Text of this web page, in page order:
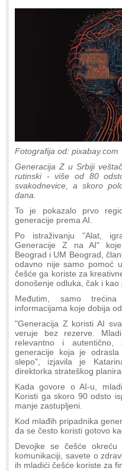
Fotografija od: pixabay.com
Generacija Z u Srbiji
rutinski - više od 80
svakodnevice, a skoro
dana.
To je pokazalo prvo
generacije prema AI.
Po istraživanju "Alat,
Generacije Z na AI"
Beograd i UM Beograd,
odavno nije samo pomoć
češće ga koriste za
donošenje odluka, čak i kao
Međutim, samo
informacijama koje dobija
"Generacija Z koristi AI
veruje bez rezerve.
relevantno i
generacije koja je
slepo", izjavila je
direktorka strateškog
Kada govore o AI-u,
Koristi ga skoro 90 odsto
manje zastupljeni.
Kod mlađih pripadnika
da se često koristi gotovo
Devojke se češće
komunikaciji, savete o
ih mladići češće koriste za